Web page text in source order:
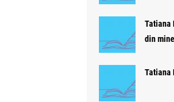
Tatiana
din mine
Tatiana